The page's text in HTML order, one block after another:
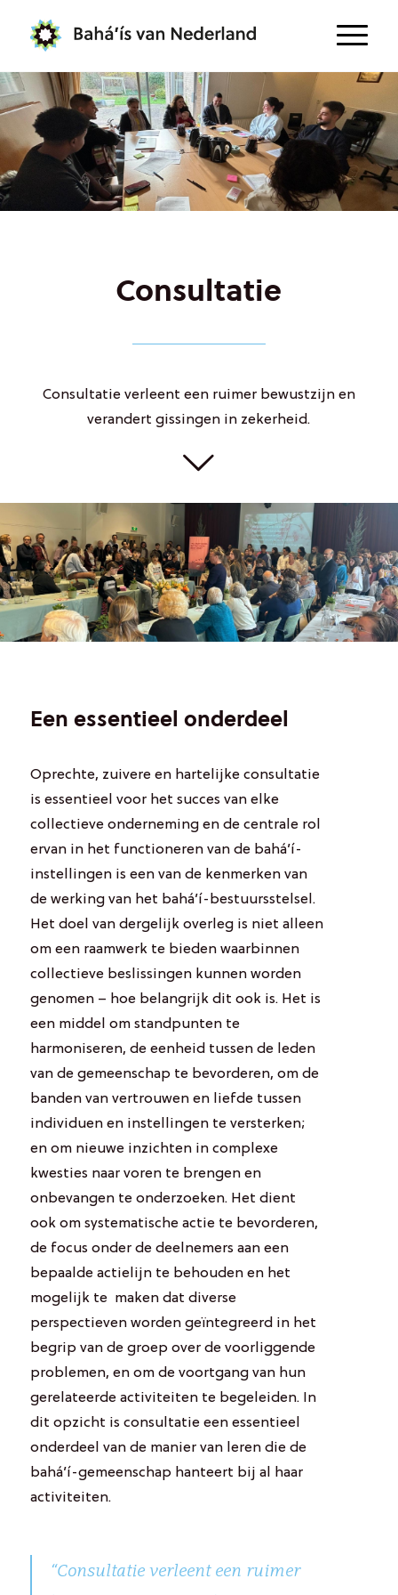
Consultatie
Consultatie verleent een ruimer bewustzijn en
verandert gissingen in zekerheid.
Een essentieel onderdeel
Oprechte, zuivere en hartelijke consultatie
is essentieel voor het succes van elke
collectieve onderneming en de centrale rol
ervan in het functioneren van de bahá’í-
instellingen is een van de kenmerken van
de werking van het bahá’í-bestuursstelsel.
Het doel van dergelijk overleg is niet alleen
om een ​​raamwerk te bieden waarbinnen
collectieve beslissingen kunnen worden
genomen – hoe belangrijk dit ook is. Het is
een middel om standpunten te
harmoniseren, de eenheid tussen de leden
van de gemeenschap te bevorderen, om de
banden van vertrouwen en liefde tussen
individuen en instellingen te versterken;
en om nieuwe inzichten in complexe
kwesties naar voren te brengen en
onbevangen te onderzoeken. Het dient
ook om systematische actie te bevorderen,
de focus onder de deelnemers aan een
bepaalde actielijn te behouden en het
mogelijk te maken dat diverse
perspectieven worden geïntegreerd in het
begrip van de groep over de voorliggende
problemen, en om de voortgang van hun
gerelateerde activiteiten te begeleiden. In
dit opzicht is consultatie een essentieel
onderdeel van de manier van leren die de
bahá’í-gemeenschap hanteert bij al haar
activiteiten.
“Consultatie verleent een ruimer